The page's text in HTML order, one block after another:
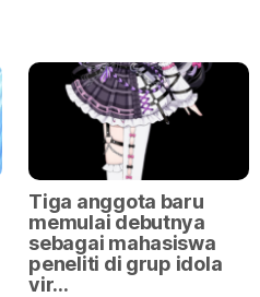
Tiga anggota baru
memulai debutnya
sebagai mahasiswa
peneliti di grup idola
vir…